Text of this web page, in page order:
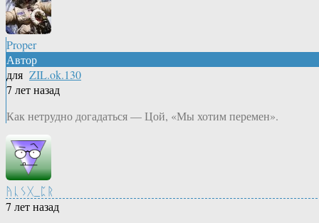
Proper
Автор
для ZIL.ok.130
7 лет назад
Как нетрудно догадаться — Цой, «Мы хотим перемен».
ᚤᚳᛊᚷ_ᛈᚱ
7 лет назад